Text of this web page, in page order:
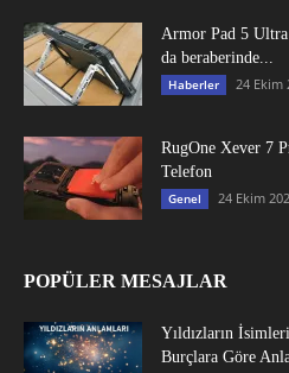
Armor Pad 5
da beraberinde...
Haberler 24 Ekim
RugOne Xever 7
Telefon
Genel 24 Ekim
POPÜLER MESAJLAR
Yıldızların
Burçlara Göre